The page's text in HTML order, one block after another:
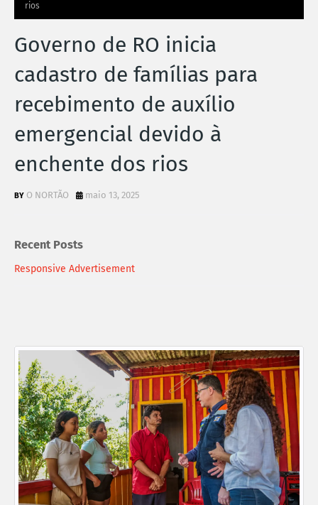
rios
Governo de RO inicia
cadastro de famílias para
recebimento de auxílio
emergencial devido à
enchente dos rios
O NORTÃO maio 13, 2025
Recent Posts
Responsive Advertisement